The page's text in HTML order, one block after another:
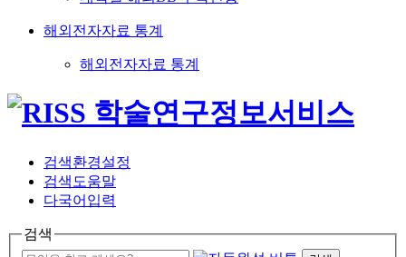
해외전자자료 통계
해외전자자료 통계
검색환경설정
검색도움말
다국어입력
검색